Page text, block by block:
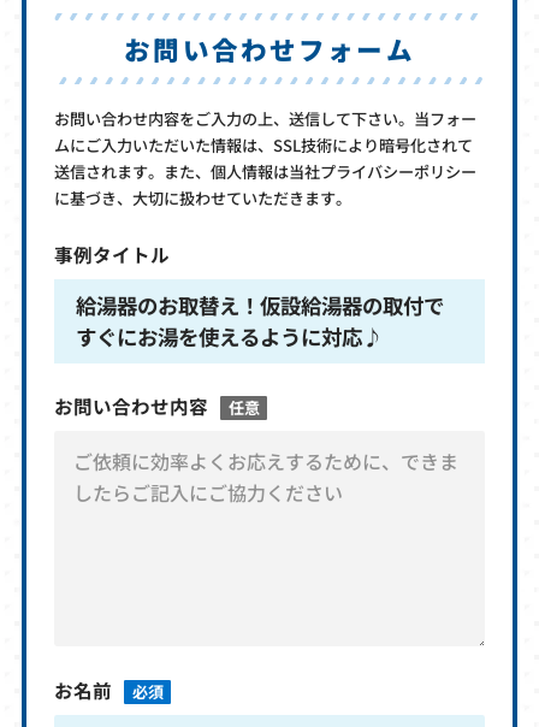
お問い合わせフォーム
お問い合わせ内容をご入力の上、送信して下さい。当フォー
ムにご入力いただいた情報は、SSL技術により暗号化されて
送信されます。また、個人情報は当社プライバシーポリシー
に基づき、大切に扱わせていただきます。
事例タイトル
給湯器のお取替え！仮設給湯器の取付で
すぐにお湯を使えるように対応♪
お問い合わせ内容 任意
お名前 必須